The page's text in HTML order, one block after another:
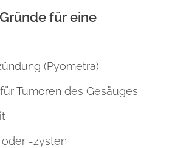
für eine
(Pyometra)
Tumoren des Gesäuges
-zysten